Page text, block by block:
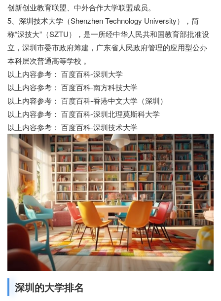
创新创业教育联盟、中外合作大学联盟成员。
5、深圳技术大学（Shenzhen Technology University），简
称“深技大”（SZTU），是一所经中华人民共和国教育部批准设
立，深圳市委市政府筹建，广东省人民政府管理的应用型公办
本科层次普通高等学校 。
以上内容参考： 百度百科-深圳大学
以上内容参考： 百度百科-南方科技大学
以上内容参考： 百度百科-香港中文大学（深圳）
以上内容参考： 百度百科-深圳北理莫斯科大学
以上内容参考： 百度百科-深圳技术大学
深圳的大学排名